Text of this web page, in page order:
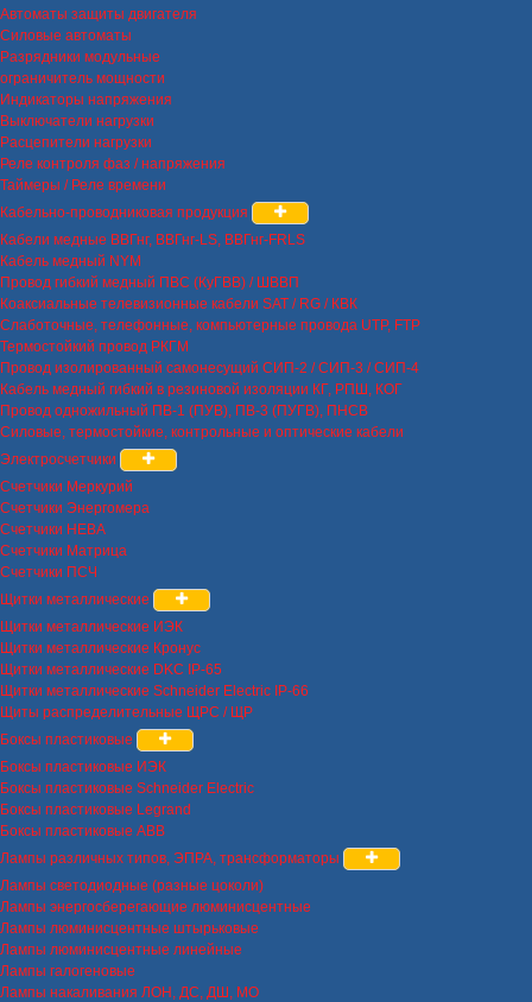
Автоматы защиты двигателя
Силовые автоматы
Разрядники модульные
ограничитель мощности
Индикаторы напряжения
Выключатели нагрузки
Расцепители нагрузки
Реле контроля фаз / напряжения
Таймеры / Реле времени
Кабельно-проводниковая продукция
Кабели медные ВВГнг, ВВГнг-LS, ВВГнг-FRLS
Кабель медный NYM
Провод гибкий медный ПВС (КуГВВ) / ШВВП
Коаксиальные телевизионные кабели SAT / RG / КВК
Слаботочные, телефонные, компьютерные провода UTP, FTP
Термостойкий провод РКГМ
Провод изолированный самонесущий СИП-2 / СИП-3 / СИП-4
Кабель медный гибкий в резиновой изоляции КГ, РПШ, КОГ
Провод одножильный ПВ-1 (ПУВ), ПВ-3 (ПУГВ), ПНСВ
Силовые, термостойкие, контрольные и оптические кабели
Электросчетчики
Счетчики Меркурий
Счетчики Энергомера
Счетчики НЕВА
Счетчики Матрица
Счетчики ПСЧ
Щитки металлические
Щитки металлические ИЭК
Щитки металлические Кронус
Щитки металлические DKC IP-65
Щитки металлические Schneider Electric IP-66
Щиты распределительные ЩРС / ЩР
Боксы пластиковые
Боксы пластиковые ИЭК
Боксы пластиковые Schneider Electric
Боксы пластиковые Legrand
Боксы пластиковые ABB
Лампы различных типов, ЭПРА, трансформаторы
Лампы светодиодные (разные цоколи)
Лампы энергосберегающие люминисцентные
Лампы люминисцентные штырьковые
Лампы люминисцентные линейные
Лампы галогеновые
Лампы накаливания ЛОН, ДС, ДШ, МО